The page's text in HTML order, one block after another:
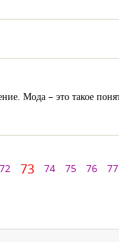
Мода – это такое
72 73 74 75 76 77